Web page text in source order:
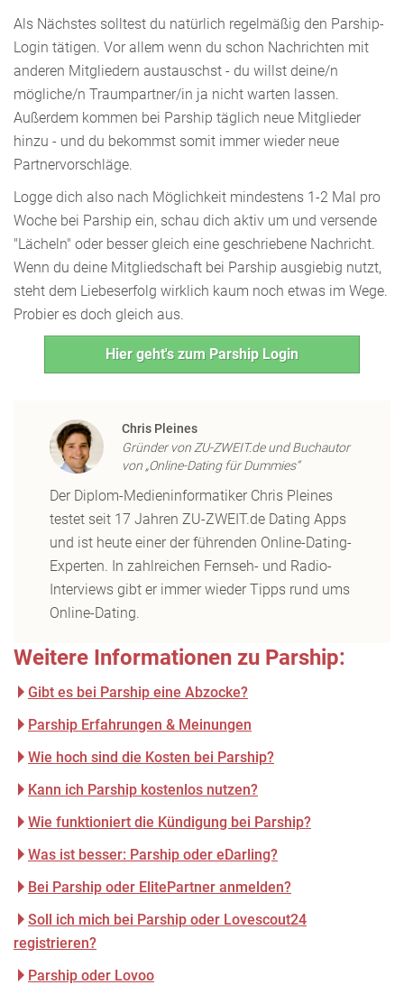
Als Nächstes solltest du natürlich regelmäßig den Parship-
Login tätigen. Vor allem wenn du schon Nachrichten mit
anderen Mitgliedern austauschst - du willst deine/n
mögliche/n Traumpartner/in ja nicht warten lassen.
Außerdem kommen bei Parship täglich neue Mitglieder
hinzu - und du bekommst somit immer wieder neue
Partnervorschläge.
Logge dich also nach Möglichkeit mindestens 1-2 Mal pro
Woche bei Parship ein, schau dich aktiv um und versende
"Lächeln" oder besser gleich eine geschriebene Nachricht.
Wenn du deine Mitgliedschaft bei Parship ausgiebig nutzt,
steht dem Liebeserfolg wirklich kaum noch etwas im Wege.
Probier es doch gleich aus.
Hier geht's zum Parship Login
Chris Pleines
Gründer von ZU-ZWEIT.de und Buchautor
von „Online-Dating für Dummies“
Der Diplom-Medieninformatiker Chris Pleines
testet seit 17 Jahren ZU-ZWEIT.de Dating Apps
und ist heute einer der führenden Online-Dating-
Experten. In zahlreichen Fernseh- und Radio-
Interviews gibt er immer wieder Tipps rund ums
Online-Dating.
Weitere Informationen zu Parship:
Gibt es bei Parship eine Abzocke?
Parship Erfahrungen & Meinungen
Wie hoch sind die Kosten bei Parship?
Kann ich Parship kostenlos nutzen?
Wie funktioniert die Kündigung bei Parship?
Was ist besser: Parship oder eDarling?
Bei Parship oder ElitePartner anmelden?
Soll ich mich bei Parship oder Lovescout24
registrieren?
Parship oder Lovoo